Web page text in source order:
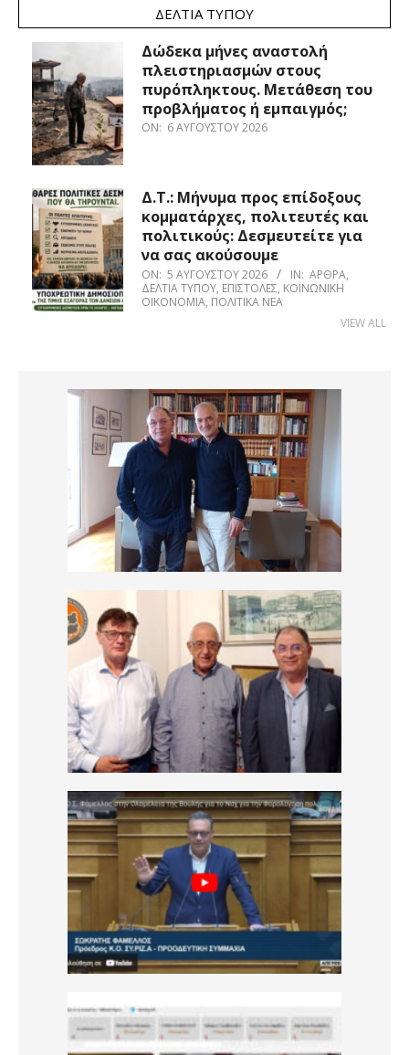
ΔΕΛΤΊΑ ΤΎΠΟΥ
Δώδεκα μήνες αναστολή
πλειστηριασμών στους
πυρόπληκτους. Μετάθεση του
προβλήματος ή εμπαιγμός;
ON: 6 ΑΥΓΟΎΣΤΟΥ 2026
Δ.Τ.: Μήνυμα προς επίδοξους
κομματάρχες, πολιτευτές και
πολιτικούς: Δεσμευτείτε για
να σας ακούσουμε
ON: 5 ΑΥΓΟΎΣΤΟΥ 2026 IN: ΆΡΘΡΑ,
ΔΕΛΤΊΑ ΤΎΠΟΥ, ΕΠΙΣΤΟΛΈΣ, ΚΟΙΝΩΝΙΚΉ
ΟΙΚΟΝΟΜΊΑ, ΠΟΛΙΤΙΚΆ ΝΈΑ
VIEW ALL